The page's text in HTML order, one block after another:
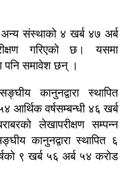
संस्थाको ४ खर्ब ४७ अर्ब
गरिएको छ। यसमा
पनि समावेश छन् ।
कानुनद्वारा स्थापित
आर्थिक वर्षसम्बन्धी ४६ खर्ब
लेखापरीक्षण सम्पन्न
कानुनद्वारा स्थापित ६
९ खर्ब ५६ अर्ब ५४ करोड